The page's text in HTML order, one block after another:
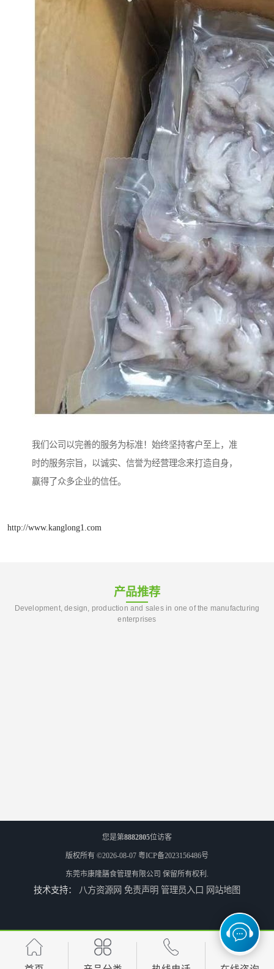
我们公司以完善的服务为标准！始终坚持客户至上，准
时的服务宗旨，以诚实、信誉为经营理念来打造自身，
赢得了众多企业的信任。
http://www.kanglong1.com
产品推荐
Development, design, production and sales in one of the manufacturing
enterprises
您是第8882805位访客
版权所有 ©2026-08-07 粤ICP备2023156486号
东莞市康隆膳食管理有限公司 保留所有权利.
技术支持： 八方资源网 免责声明 管理员入口 网站地图